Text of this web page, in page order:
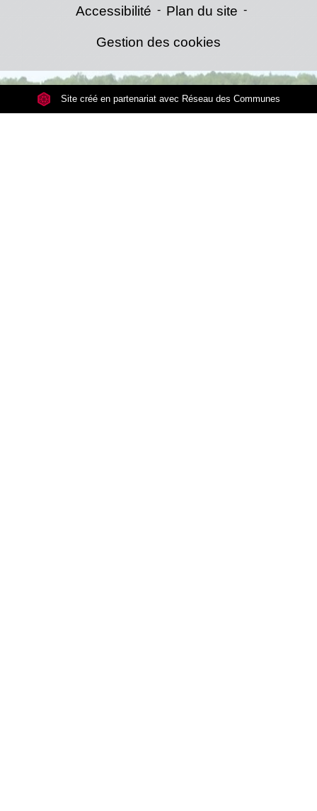
Accessibilité - Plan du site -
Gestion des cookies
Site créé en partenariat avec Réseau des Communes